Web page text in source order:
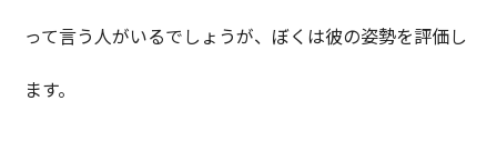
って言う人がいるでしょうが、ぼくは彼の姿勢を評価し
ます。